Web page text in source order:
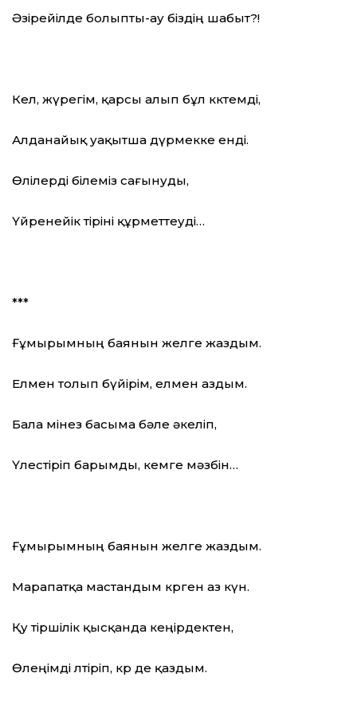
Әзірейілде болыпты-ау біздің шабыт?!
Кел, жүрегім, қарсы алып бұл көктемді,
Алданайық уақытша дүрмекке енді.
Өлілерді білеміз сағынуды,
Үйренейік тіріні құрметтеуді…
***
Ғұмырымның баянын желге жаздым.
Елмен толып бүйірім, елмен аздым.
Бала мінез басыма бәле әкеліп,
Үлестіріп барымды, кемге мәзбін…
Ғұмырымның баянын желге жаздым.
Марапатқа мастандым көрген аз күн.
Қу тіршілік қысқанда кеңірдектен,
Өлеңімді өлтіріп, көр де қаздым.